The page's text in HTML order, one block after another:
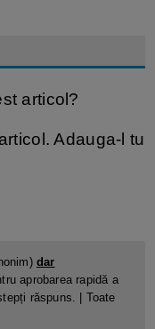
articol?
Adauga-l tu
dar
aprobarea rapidă a
răspuns. | Toate